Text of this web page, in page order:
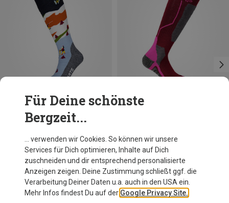
Du sparst 16%
CMP
Kinder Ski Wool Socken
14,84 €
31|32|33
34|35|36
Für Deine schönste
Bergzeit...
… verwenden wir Cookies. So können wir unsere
Services für Dich optimieren, Inhalte auf Dich
zuschneiden und dir entsprechend personalisierte
Anzeigen zeigen. Deine Zustimmung schließt ggf. die
Verarbeitung Deiner Daten u.a. auch in den USA ein.
Mehr Infos findest Du auf der Google Privacy Site.